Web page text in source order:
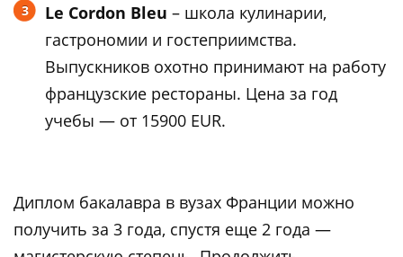
Le Cordon Bleu – школа кулинарии,
гастрономии и гостеприимства.
Выпускников охотно принимают на работу
французские рестораны. Цена за год
учебы — от 15900 EUR.
Диплом бакалавра в вузах Франции можно
получить за 3 года, спустя еще 2 года —